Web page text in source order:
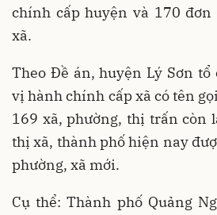
chính cấp huyện và 170
xã.
Theo Đề án, huyện Lý Sơn
vị hành chính cấp xã có tên
169 xã, phường, thị trấn còn
thị xã, thành phố hiện nay
phường, xã mới.
Cụ thể: Thành phố Quảng